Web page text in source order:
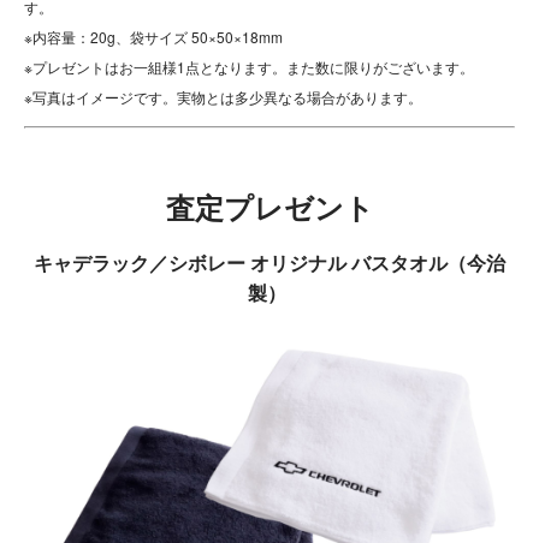
す。
※内容量：20g、袋サイズ 50×50×18mm
※プレゼントはお一組様1点となります。また数に限りがございます。
※写真はイメージです。実物とは多少異なる場合があります。
査定プレゼント
キャデラック／シボレー オリジナル バスタオル（今治
製）